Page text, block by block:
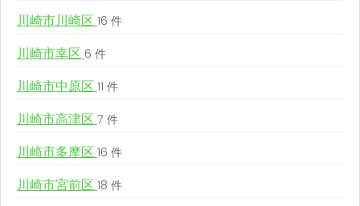
川崎市川崎区 16 件
川崎市幸区 6 件
川崎市中原区 11 件
川崎市高津区 7 件
川崎市多摩区 16 件
川崎市宮前区 18 件